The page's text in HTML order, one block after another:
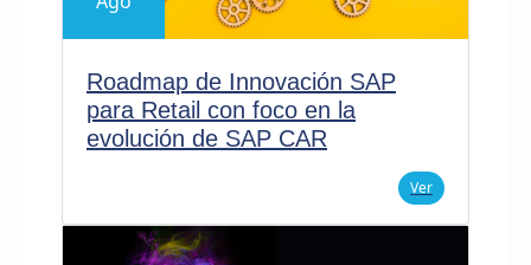
Roadmap de Innovación SAP
para Retail con foco en la
evolución de SAP CAR
Ver